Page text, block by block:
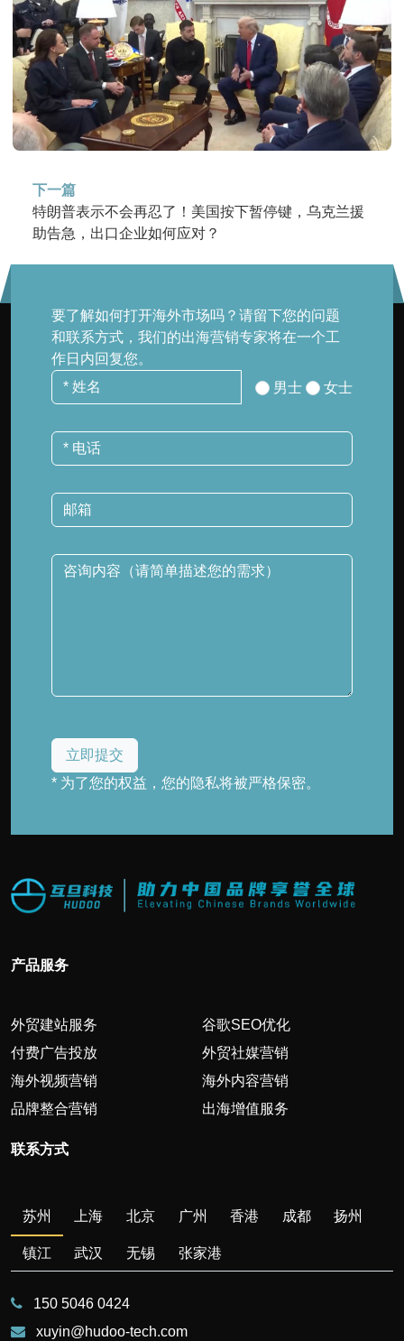
下一篇
特朗普表示不会再忍了！美国按下暂停键，乌克兰援
助告急，出口企业如何应对？
要了解如何打开海外市场吗？请留下您的问题
和联系方式，我们的出海营销专家将在一个工
作日内回复您。
男士
女士
* 为了您的权益，您的隐私将被严格保密。
产品服务
外贸建站服务
谷歌SEO优化
付费广告投放
外贸社媒营销
海外视频营销
海外内容营销
品牌整合营销
出海增值服务
联系方式
苏州 上海 北京 广州 香港 成都 扬州
镇江 武汉 无锡 张家港
150 5046 0424
xuyin@hudoo-tech.com